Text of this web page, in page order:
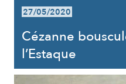
27/05/2020
Cézanne
l’Estaque